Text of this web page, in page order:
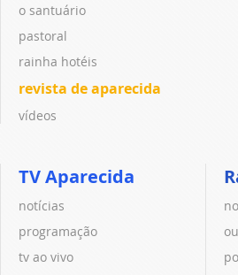
o santuário
pastoral
rainha hotéis
revista de aparecida
vídeos
TV Aparecida
notícias
programação
tv ao vivo